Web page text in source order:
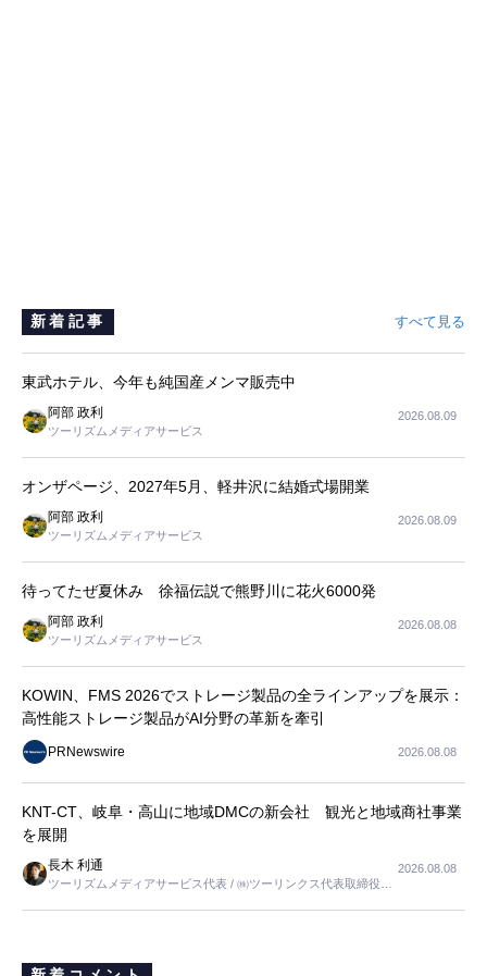
新着記事 すべて見る
東武ホテル、今年も純国産メンマ販売中
阿部 政利
ツーリズムメディアサービス
2026.08.09
オンザページ、2027年5月、軽井沢に結婚式場開業
阿部 政利
ツーリズムメディアサービス
2026.08.09
待ってたぜ夏休み 徐福伝説で熊野川に花火6000発
阿部 政利
ツーリズムメディアサービス
2026.08.08
KOWIN、FMS 2026でストレージ製品の全ラインアップを展示：
高性能ストレージ製品がAI分野の革新を牽引
PRNewswire 2026.08.08
KNT-CT、岐阜・高山に地域DMCの新会社 観光と地域商社事業
を展開
長木 利通
ツーリズムメディアサービス代表 / ㈱ツーリンクス代表取締役社
2026.08.08